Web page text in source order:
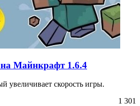
Майнкрафт 1.6.4
увеличивает скорость игры.
1 301